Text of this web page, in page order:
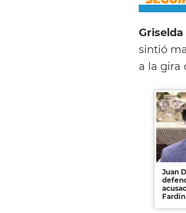
sintió
a la gira
Juan